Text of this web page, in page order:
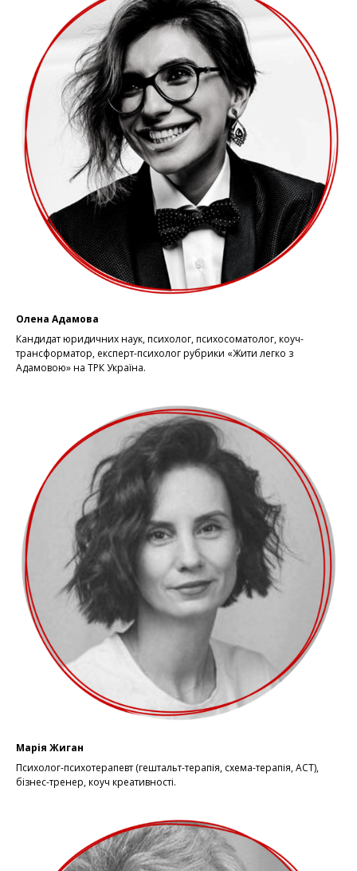
Олена Адамова
Кандидат юридичних наук, психолог, психосоматолог, коуч-
трансформатор, експерт-психолог рубрики «Жити легко з
Адамовою» на ТРК Україна.
Марія Жиган
Психолог-психотерапевт (гештальт-терапія, схема-терапія, АСТ),
бізнес-тренер, коуч креативності.